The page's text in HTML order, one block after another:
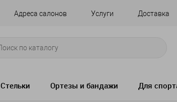
Адреса салонов Услуги Доставка
Стельки Ортезы и бандажи Для